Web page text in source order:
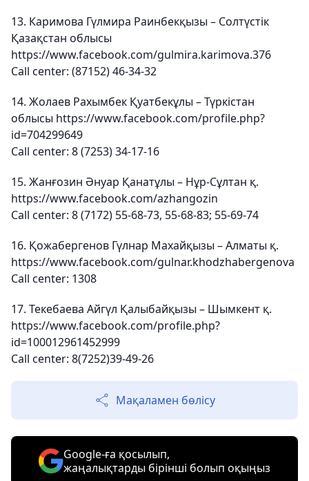
13. Каримова Гүлмира Раинбекқызы – Солтүстік
Қазақстан облысы
https://www.facebook.com/gulmira.karimova.376
Call center: (87152) 46-34-32
14. Жолаев Рахымбек Қуатбекұлы – Түркістан
облысы https://www.facebook.com/profile.php?
id=704299649
Call center: 8 (7253) 34-17-16
15. Жанғозин Әнуар Қанатұлы – Нұр-Сұлтан қ.
https://www.facebook.com/azhangozin
Call center: 8 (7172) 55-68-73, 55-68-83; 55-69-74
16. Қожабергенов Гүлнар Махайқызы – Алматы қ.
https://www.facebook.com/gulnar.khodzhabergenova
Call center: 1308
17. Текебаева Айгүл Қалыбайқызы – Шымкент қ.
https://www.facebook.com/profile.php?
id=100012961452999
Call center: 8(7252)39-49-26
Мақаламен бөлісу
Google-ға қосылып,
жаңалықтарды бірінші болып оқыңыз